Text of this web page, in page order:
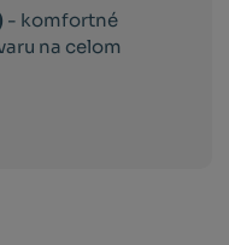
- komfortné
na celom